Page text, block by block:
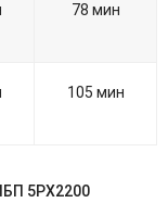
78 мин
105 мин
5PX2200